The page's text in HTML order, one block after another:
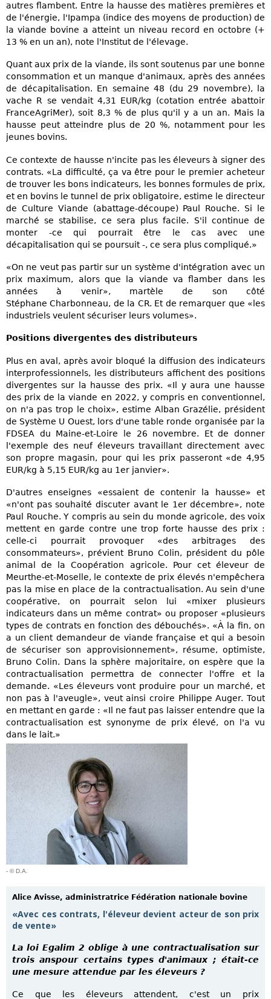
autres flambent. Entre la hausse des matières premières et
de l'énergie, l'Ipampa (indice des moyens de production) de
la viande bovine a atteint un niveau record en octobre (+
13 % en un an), note l'Institut de l'élevage.
Quant aux prix de la viande, ils sont soutenus par une bonne
consommation et un manque d'animaux, après des années
de décapitalisation. En semaine 48 (du 29 novembre), la
vache R se vendait 4,31 EUR/kg (cotation entrée abattoir
FranceAgriMer), soit 8,3 % de plus qu'il y a un an. Mais la
hausse peut atteindre plus de 20 %, notamment pour les
jeunes bovins.
Ce contexte de hausse n'incite pas les éleveurs à signer des
contrats. «La difficulté, ça va être pour le premier acheteur
de trouver les bons indicateurs, les bonnes formules de prix,
et en bovins le tunnel de prix obligatoire, estime le directeur
de Culture Viande (abattage-découpe) Paul Rouche. Si le
marché se stabilise, ce sera plus facile. S'il continue de
monter -ce qui pourrait être le cas avec une
décapitalisation qui se poursuit -, ce sera plus compliqué.»
«On ne veut pas partir sur un système d'intégration avec un
prix maximum, alors que la viande va flamber dans les
années à venir», martèle de son côté
Stéphane Charbonneau, de la CR. Et de remarquer que «les
industriels veulent sécuriser leurs volumes».
Positions divergentes des distributeurs
Plus en aval, après avoir bloqué la diffusion des indicateurs
interprofessionnels, les distributeurs affichent des positions
divergentes sur la hausse des prix. «Il y aura une hausse
des prix de la viande en 2022, y compris en conventionnel,
on n'a pas trop le choix», estime Alban Grazélie, président
de Système U Ouest, lors d'une table ronde organisée par la
FDSEA du Maine-et-Loire le 26 novembre. Et de donner
l'exemple des neuf éleveurs travaillant directement avec
son propre magasin, pour qui les prix passeront «de 4,95
EUR/kg à 5,15 EUR/kg au 1er janvier».
D'autres enseignes «essaient de contenir la hausse» et
«n'ont pas souhaité discuter avant le 1er décembre», note
Paul Rouche. Y compris au sein du monde agricole, des voix
mettent en garde contre une trop forte hausse des prix :
celle-ci pourrait provoquer «des arbitrages des
consommateurs», prévient Bruno Colin, président du pôle
animal de la Coopération agricole. Pour cet éleveur de
Meurthe-et-Moselle, le contexte de prix élevés n'empêchera
pas la mise en place de la contractualisation. Au sein d'une
coopérative, on pourrait selon lui «mixer plusieurs
indicateurs dans un même contrat» ou proposer «plusieurs
types de contrats en fonction des débouchés». «À la fin, on
a un client demandeur de viande française et qui a besoin
de sécuriser son approvisionnement», résume, optimiste,
Bruno Colin. Dans la sphère majoritaire, on espère que la
contractualisation permettra de connecter l'offre et la
demande. «Les éleveurs vont produire pour un marché, et
non pas à l'aveugle», veut ainsi croire Philippe Auger. Tout
en mettant en garde : «Il ne faut pas laisser entendre que la
contractualisation est synonyme de prix élevé, on l'a vu
dans le lait.»
- © D.A.
Alice Avisse, administratrice Fédération nationale bovine
«Avec ces contrats, l'éleveur devient acteur de son prix
de vente»
La loi Egalim 2 oblige à une contractualisation sur
trois anspour certains types d'animaux ; était-ce
une mesure attendue par les éleveurs ?
Ce que les éleveurs attendent, c'est un prix